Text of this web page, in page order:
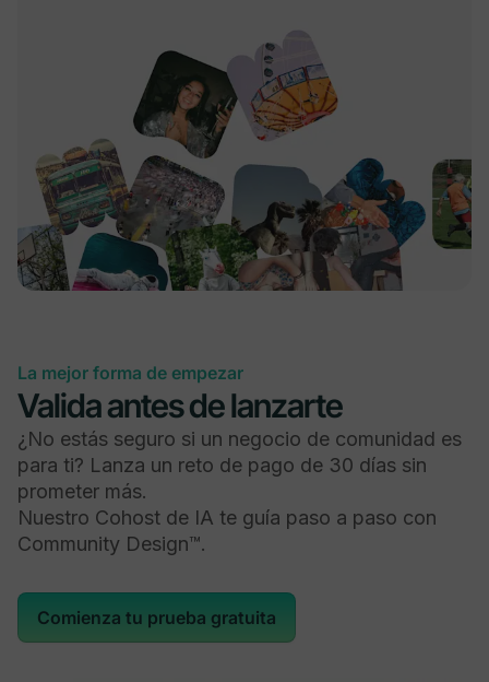
Preguntas y encuestas
Sube fotos, GIFs y archivos
Espacios de chat con hilos y reacciones de emoji
La mejor forma de empezar
Valida antes de lanzarte
¿No estás seguro si un negocio de comunidad es
para ti? Lanza un reto de pago de 30 días sin
prometer más.
Nuestro Cohost de IA te guía paso a paso con
Community Design™.
Comienza tu prueba gratuita